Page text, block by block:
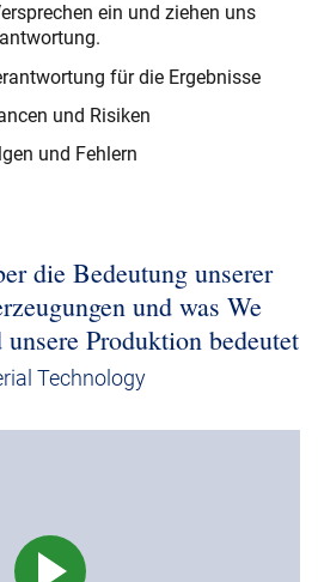
ein und ziehen uns
für die Ergebnisse
und Risiken
und Fehlern
die Bedeutung unserer
und was We
Produktion bedeutet
Technology